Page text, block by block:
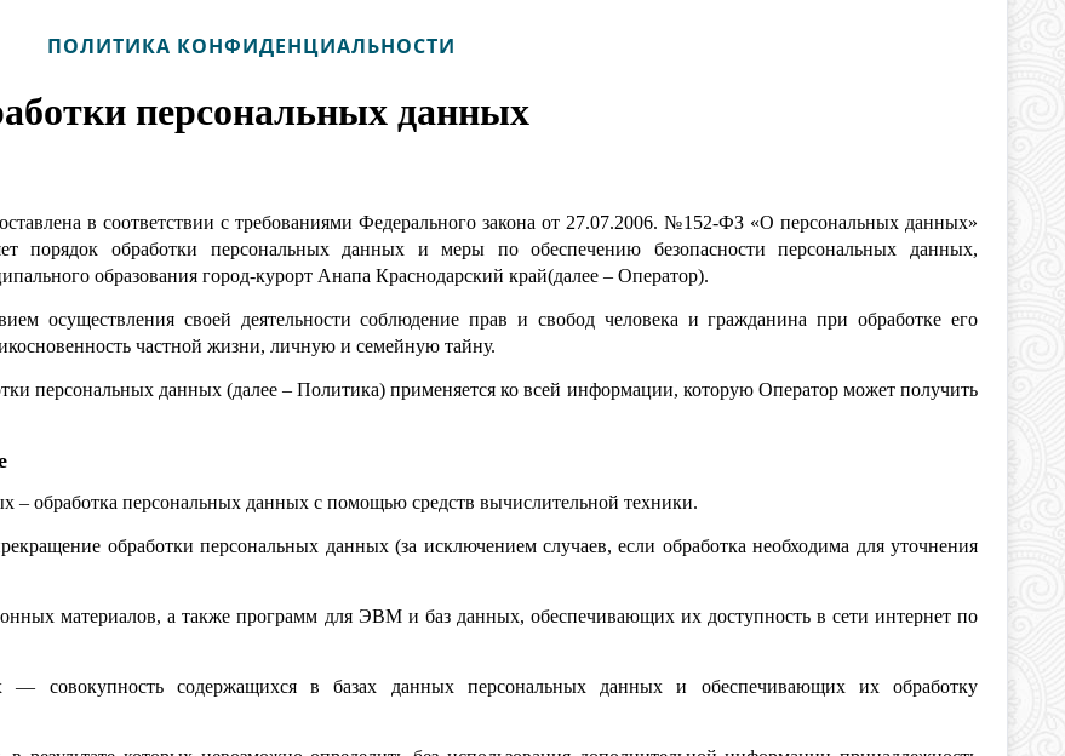
ПОЛИТИКА КОНФИДЕНЦИАЛЬНОСТИ
персональных данных
в соответствии с требованиями Федерального закона от 27.07.2006. №152-ФЗ «О персональных данных»
порядок обработки персональных данных и меры по обеспечению безопасности персональных данных,
образования город-курорт Анапа Краснодарский край(далее – Оператор).
осуществления своей деятельности соблюдение прав и свобод человека и гражданина при обработке его
частной жизни, личную и семейную тайну.
персональных данных (далее – Политика) применяется ко всей информации, которую Оператор может получить
– обработка персональных данных с помощью средств вычислительной техники.
обработки персональных данных (за исключением случаев, если обработка необходима для уточнения
материалов, а также программ для ЭВМ и баз данных, обеспечивающих их доступность в сети интернет по
— совокупность содержащихся в базах данных персональных данных и обеспечивающих их обработку